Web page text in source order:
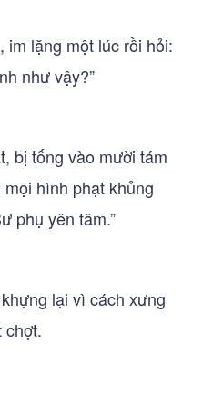
im lặng một lúc rồi hỏi:
như vậy?”
bị tống vào mười tám
hình phạt khủng
phụ yên tâm.”
lại vì cách xưng
chợt.